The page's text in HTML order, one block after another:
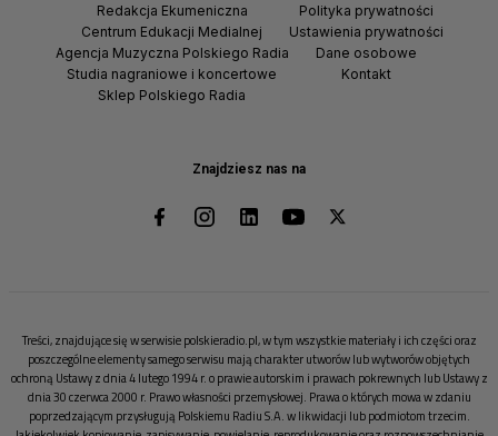
Znajdziesz nas na
Redakcja Ekumeniczna
Centrum Edukacji Medialnej
Agencja Muzyczna Polskiego Radia
Studia nagraniowe i koncertowe
Sklep Polskiego Radia
Polityka prywatności
Ustawienia prywatności
Dane osobowe
Kontakt
Treści, znajdujące się w serwisie polskieradio.pl, w tym wszystkie materiały i ich części oraz
poszczególne elementy samego serwisu mają charakter utworów lub wytworów objętych
ochroną Ustawy z dnia 4 lutego 1994 r. o prawie autorskim i prawach pokrewnych lub Ustawy z
dnia 30 czerwca 2000 r. Prawo własności przemysłowej. Prawa o których mowa w zdaniu
poprzedzającym przysługują Polskiemu Radiu S.A. w likwidacji lub podmiotom trzecim.